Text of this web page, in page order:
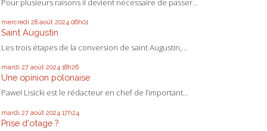
Pour plusieurs raisons il devient nécessaire de passer...
mercredi 28 août 2024 06h01
Saint Augustin
Les trois étapes de la conversion de saint Augustin,...
mardi 27 août 2024 18h26
Une opinion polonaise
Paweł Lisicki est le rédacteur en chef de l’important...
mardi 27 août 2024 17h24
Prise d'otage ?